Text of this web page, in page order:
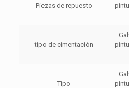
Piezas de repuesto
tipo de cimentación
Tipo